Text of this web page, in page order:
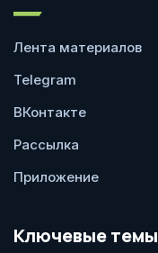
Лента материалов
Telegram
ВКонтакте
Рассылка
Приложение
Ключевые темы